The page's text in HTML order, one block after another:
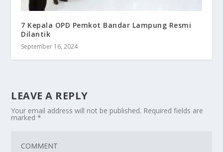
7 Kepala OPD Pemkot Bandar Lampung Resmi
Dilantik
September 16, 2024
LEAVE A REPLY
Your email address will not be published. Required fields are
marked*